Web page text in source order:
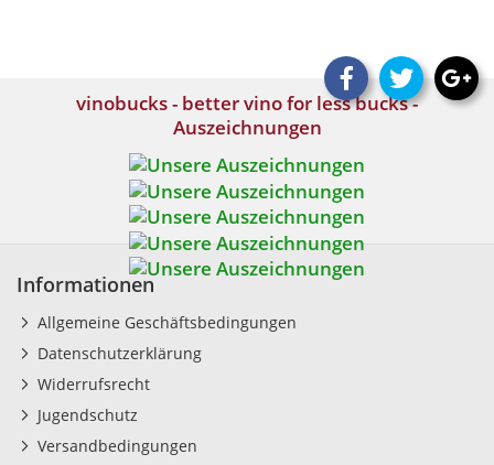
vinobucks - better vino for less bucks -
Auszeichnungen
Informationen
Allgemeine Geschäftsbedingungen
Datenschutzerklärung
Widerrufsrecht
Jugendschutz
Versandbedingungen